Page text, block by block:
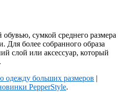
сумкой среднего размера
более собранного образа
слой или аксессуар, который
одежду больших размеров |
PepperStyle.